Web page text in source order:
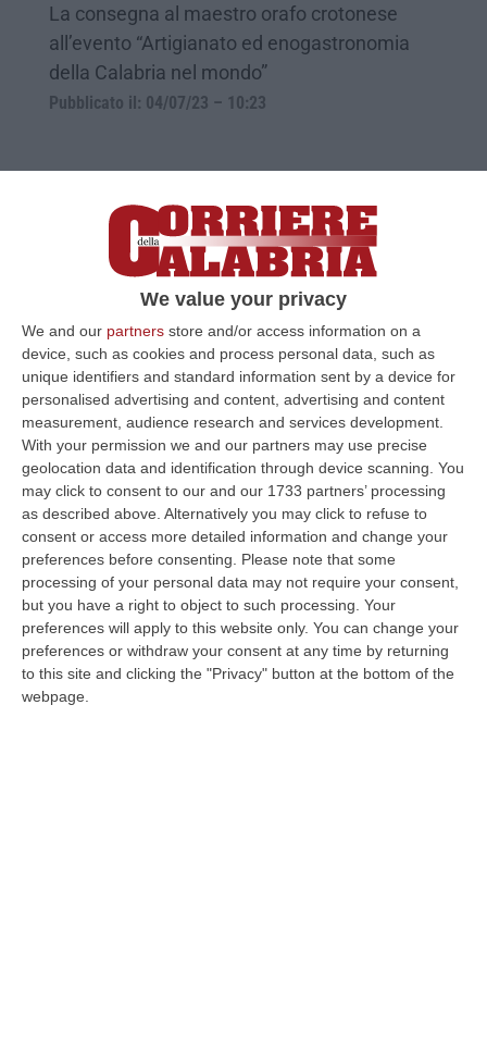
We value your privacy
We and our partners store and/or access information on a
device, such as cookies and process personal data, such as
unique identifiers and standard information sent by a device for
personalised advertising and content, advertising and content
measurement, audience research and services development.
With your permission we and our partners may use precise
geolocation data and identification through device scanning. You
may click to consent to our and our 1733 partners’ processing
as described above. Alternatively you may click to refuse to
consent or access more detailed information and change your
preferences before consenting.
Please note that some
processing of your personal data may not require your consent,
but you have a right to object to such processing. Your
preferences will apply to this website only. You can change your
preferences or withdraw your consent at any time by returning
to this site and clicking the "Privacy" button at the bottom of the
webpage.
La consegna al maestro orafo crotonese
all’evento “Artigianato ed enogastronomia
della Calabria nel mondo”
Pubblicato il: 04/07/23 – 10:23
Librandi: «Dobbiamo sopprimere i luoghi
comuni, spesso siamo noi calabresi ad
alimentarli»
Imprenditori e operatori del settore
economico e finanziario calabrese
protagonisti della seconda giornata
dell’evento in corso a Vibo
Pubblicato il: 27/05/23 – 12:23